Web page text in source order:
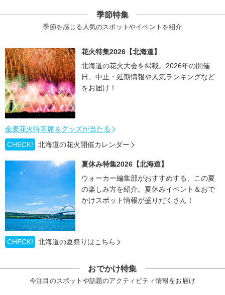
季節特集
季節を感じる人気のスポットやイベントを紹介
花火特集2026【北海道】
北海道の花火大会を掲載。2026年の開催
日、中止・延期情報や人気ランキングなど
をお届け！
金麦花火特等席＆グッズが当たる
CHECK!
北海道の花火開催カレンダー
夏休み特集2026【北海道】
ウォーカー編集部がおすすめする、この夏
の楽しみ方を紹介。夏休みイベント＆おで
かけスポット情報が盛りだくさん！
CHECK! 北海道の夏祭りはこちら
おでかけ特集
今注目のスポットや話題のアクティビティ情報をお届け